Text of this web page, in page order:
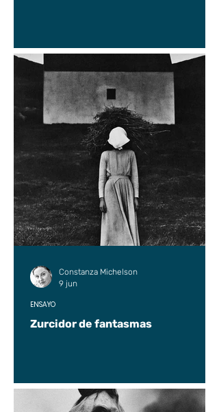
Zurcidor de fantasmas
ENSAYO
Constanza Michelson
9 jun